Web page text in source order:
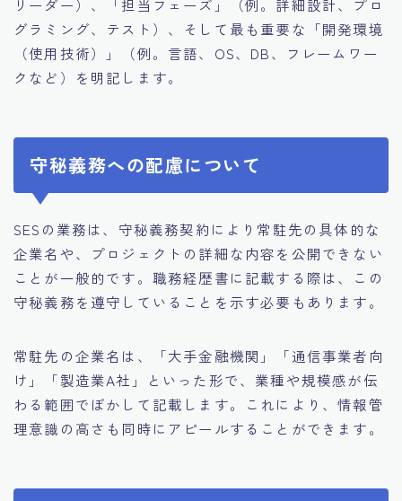
リーダー）、「担当フェーズ」（例。詳細設計、プロ
グラミング、テスト）、そして最も重要な「開発環境
（使用技術）」（例。言語、OS、DB、フレームワー
クなど）を明記します。
守秘義務への配慮について
SESの業務は、守秘義務契約により常駐先の具体的な
企業名や、プロジェクトの詳細な内容を公開できない
ことが一般的です。職務経歴書に記載する際は、この
守秘義務を遵守していることを示す必要もあります。
常駐先の企業名は、「大手金融機関」「通信事業者向
け」「製造業A社」といった形で、業種や規模感が伝
わる範囲でぼかして記載します。これにより、情報管
理意識の高さも同時にアピールすることができます。